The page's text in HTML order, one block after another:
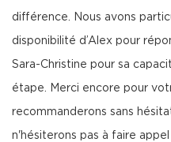
différence. Nous avons
disponibilité d’Alex pour
Sara-Christine pour sa
étape. Merci encore pour
recommanderons sans
n'hésiterons pas à faire